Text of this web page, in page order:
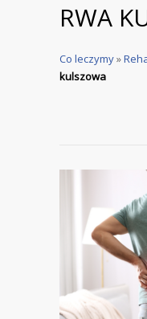
RWA
Co leczymy»
kulszowa